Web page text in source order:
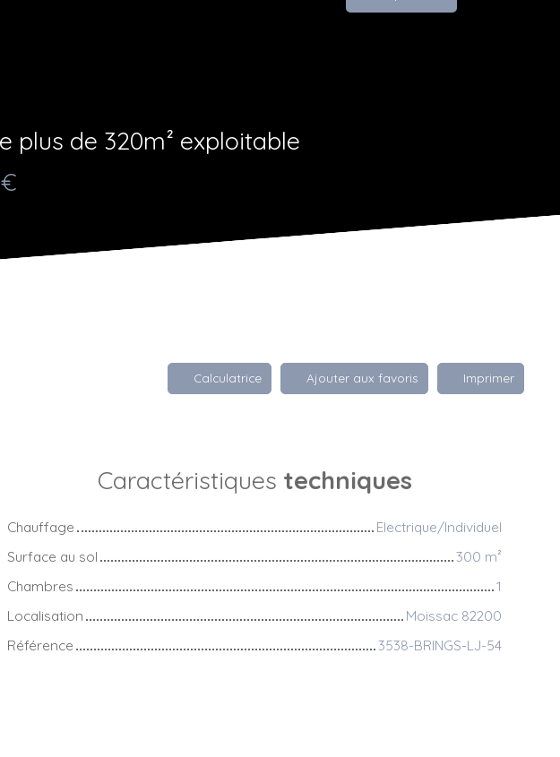
plus de 320m² exploitable
€
Calculatrice Ajouter aux favoris Imprimer
Caractéristiques techniques
Chauffage
Electrique/Individuel
Surface au sol
300 m²
Chambres
1
Localisation
Moissac 82200
Référence
3538-BRINGS-LJ-54